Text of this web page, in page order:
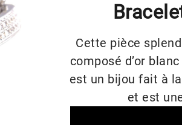
Cette pièce
composé d’or
est un bijou fait à
et est